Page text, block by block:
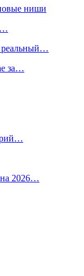
ниши
реальный…
за…
2026…